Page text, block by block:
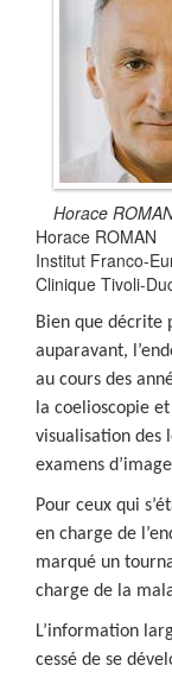
Horace
Horace ROMAN
Institut Franco-
Clinique Tivoli-
Bien que décrite
auparavant,
au cours des
la coelioscopie
visualisation des
examens
Pour ceux qui
en charge de
marqué un
charge de la
L’information
cessé de se